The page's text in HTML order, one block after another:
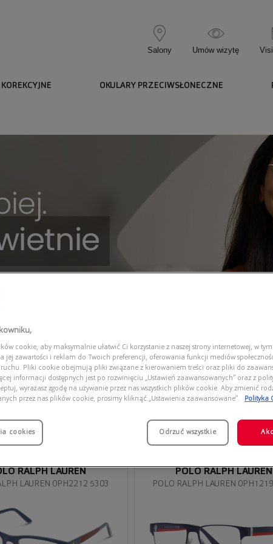
Salony Umów wizytę
OKULARY PRZECIWSŁONECZNE
LAUREN 0PH2212 5303
RALPH LAUREN
Przymierz
wirtualnie
POLO RALPH LAUREN
POLO RALPH LAUREN
cookie, aby maksymalnie ułatwić Ci korzystanie z naszej strony internetowej, w
jej zawartości i reklam do Twoich preferencji, oferowania funkcji mediów
Pliki cookie obejmują pliki związane z kierowaniem treści oraz pliki do
informacji dostępnych jest po rozwinięciu „Ustawień zaawansowanych” oraz z
wyrażasz zgodę na używanie przez nas wszystkich plików cookie. Aby zmienić
przez nas plików cookie, prosimy kliknąć „Ustawienia zaawansowane”.
Polityka
cookies Odrzuć wszystkie